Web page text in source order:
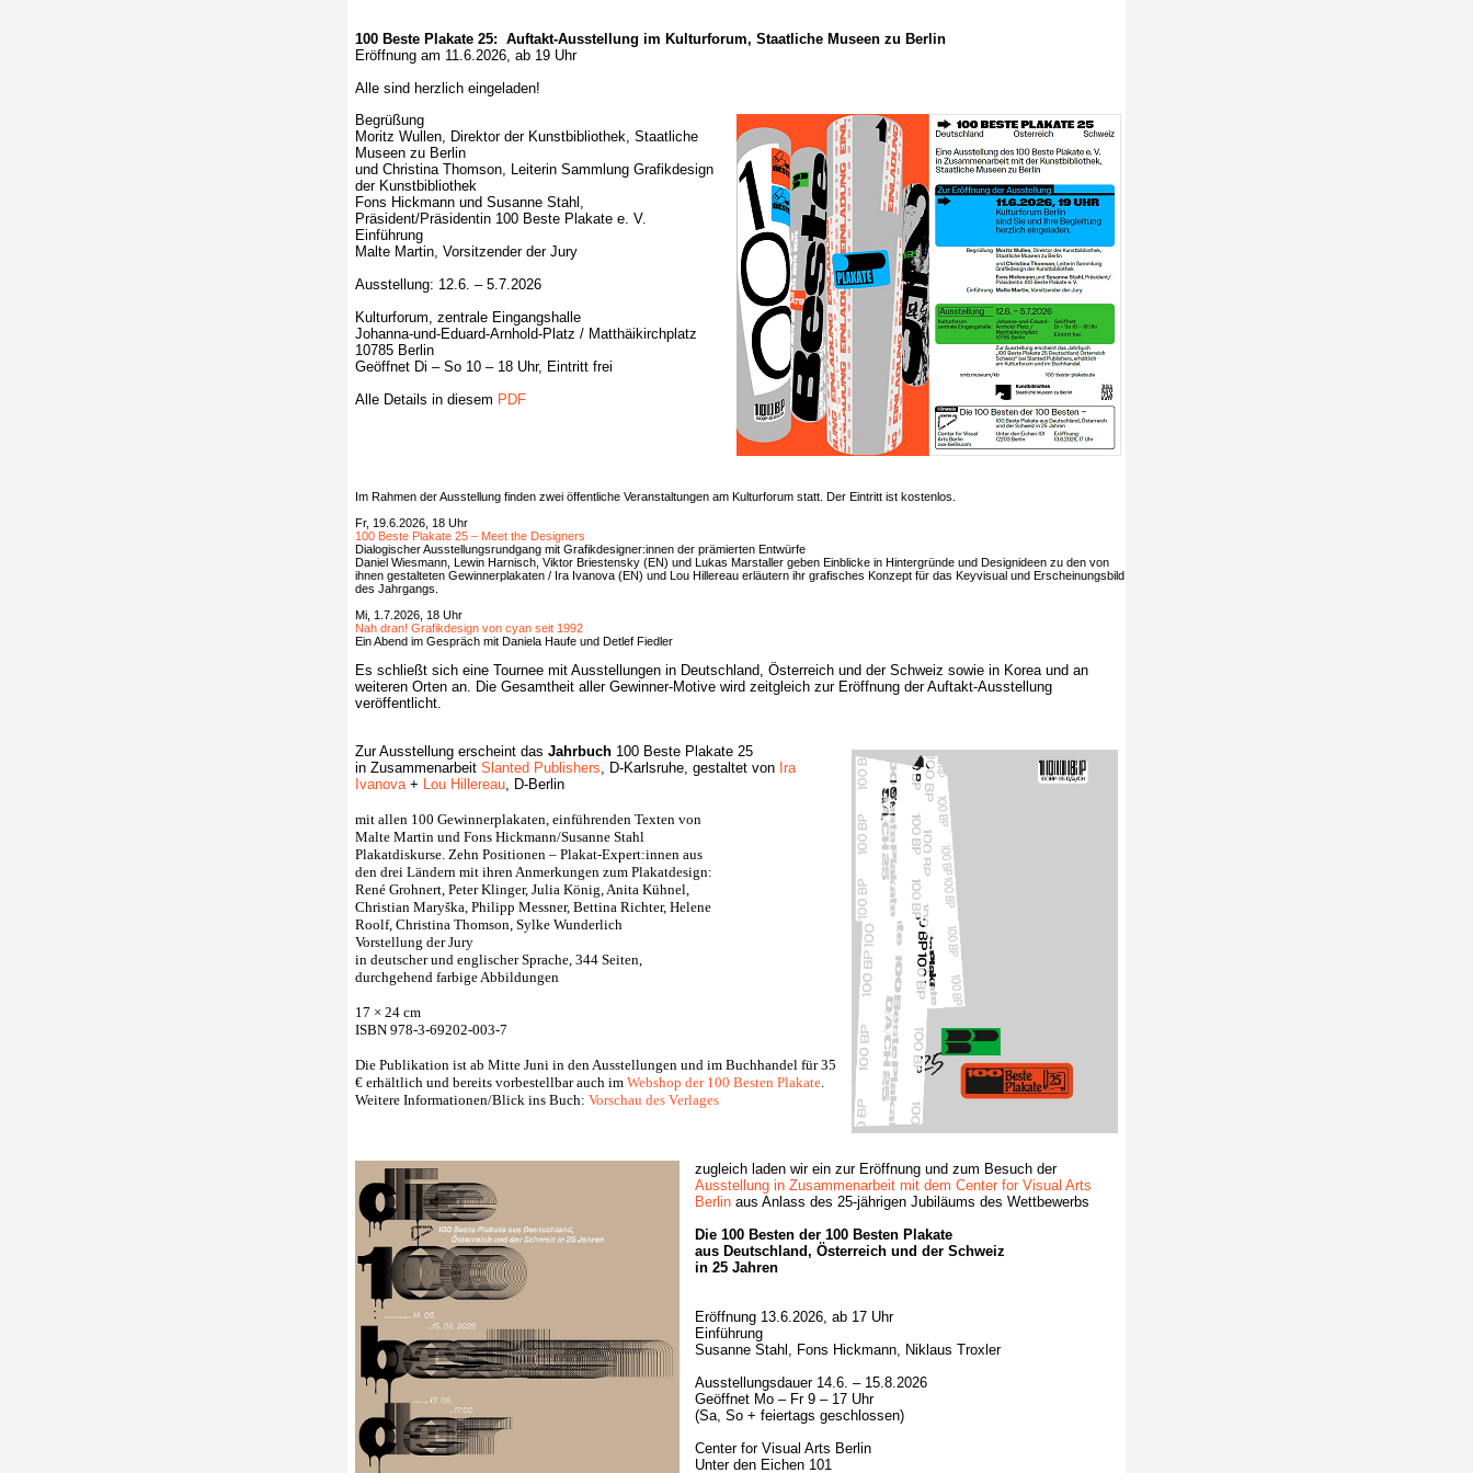
100 Beste Plakate 25: Auftakt-Ausstellung im Kulturforum, Staatliche Museen zu Berlin
Eröffnung am 11.6.2026, ab 19 Uhr
Alle sind herzlich eingeladen!
Begrüßung
Moritz Wullen, Direktor der Kunstbibliothek, Staatliche
Museen zu Berlin
und Christina Thomson, Leiterin Sammlung Grafikdesign
der Kunstbibliothek
Fons Hickmann und Susanne Stahl,
Präsident/Präsidentin 100 Beste Plakate e. V.
Einführung
Malte Martin, Vorsitzender der Jury
Ausstellung: 12.6. – 5.7.2026
Kulturforum, zentrale Eingangshalle
Johanna-und-Eduard-Arnhold-Platz / Matthäikirchplatz
10785 Berlin
Geöffnet Di – So 10 – 18 Uhr, Eintritt frei
Alle Details in diesem PDF
Im Rahmen der Ausstellung finden zwei öffentliche Veranstaltungen am Kulturforum statt. Der Eintritt ist kostenlos.
Fr, 19.6.2026, 18 Uhr
100 Beste Plakate 25 – Meet the Designers
Dialogischer Ausstellungsrundgang mit Grafikdesigner:innen der prämierten Entwürfe
Daniel Wiesmann, Lewin Harnisch, Viktor Briestensky (EN) und Lukas Marstaller geben Einblicke in Hintergründe und Designideen zu den von
ihnen gestalteten Gewinnerplakaten / Ira Ivanova (EN) und Lou Hillereau erläutern ihr grafisches Konzept für das Keyvisual und Erscheinungsbild
des Jahrgangs.
Mi, 1.7.2026, 18 Uhr
Nah dran! Grafikdesign von cyan seit 1992
Ein Abend im Gespräch mit Daniela Haufe und Detlef Fiedler
Es schließt sich eine Tournee mit Ausstellungen in Deutschland, Österreich und der Schweiz sowie in Korea und an
weiteren Orten an. Die Gesamtheit aller Gewinner-Motive wird zeitgleich zur Eröffnung der Auftakt-Ausstellung
veröffentlicht.
Zur Ausstellung erscheint das Jahrbuch 100 Beste Plakate 25
in Zusammenarbeit Slanted Publishers, D-Karlsruhe, gestaltet von Ira
Ivanova+ Lou Hillereau, D-Berlin
mit allen 100 Gewinnerplakaten, einführenden Texten von
Malte Martin und Fons Hickmann/Susanne Stahl
Plakatdiskurse. Zehn Positionen – Plakat-Expert:innen aus
den drei Ländern mit ihren Anmerkungen zum Plakatdesign:
René Grohnert, Peter Klinger, Julia König, Anita Kühnel,
Christian Maryška, Philipp Messner, Bettina Richter, Helene
Roolf, Christina Thomson, Sylke Wunderlich
Vorstellung der Jury
in deutscher und englischer Sprache, 344 Seiten,
durchgehend farbige Abbildungen
17 × 24 cm
ISBN 978-3-69202-003-7
Die Publikation ist ab Mitte Juni in den Ausstellungen und im Buchhandel für 35
€ erhältlich und bereits vorbestellbar auch im Webshop der 100 Besten Plakate.
Weitere Informationen/Blick ins Buch: Vorschau des Verlages
zugleich laden wir ein zur Eröffnung und zum Besuch der
Ausstellung in Zusammenarbeit mit dem Center for Visual Arts
Berlin aus Anlass des 25-jährigen Jubiläums des Wettbewerbs
Die 100 Besten der 100 Besten Plakate
aus Deutschland, Österreich und der Schweiz
in 25 Jahren
Eröffnung 13.6.2026, ab 17 Uhr
Einführung
Susanne Stahl, Fons Hickmann, Niklaus Troxler
Ausstellungsdauer 14.6. – 15.8.2026
Geöffnet Mo – Fr 9 – 17 Uhr
(Sa, So + feiertags geschlossen)
Center for Visual Arts Berlin
Unter den Eichen 101